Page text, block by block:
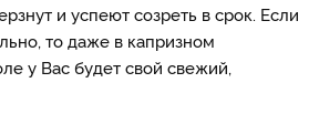
и успеют созреть в срок. Если
то даже в капризном
у Вас будет свой свежий,